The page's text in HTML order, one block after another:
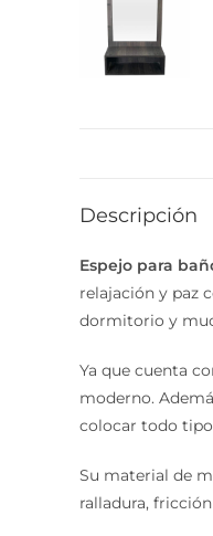
Descripción
Espejo para
relajación y paz
dormitorio y
Ya que cuenta
moderno.
colocar todo tipo
Su material de
ralladura,